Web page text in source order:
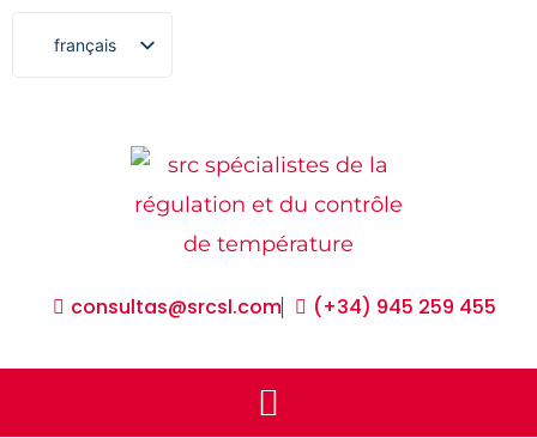
aller
français
español
consultas@srcsl.com (+34) 945 259 455